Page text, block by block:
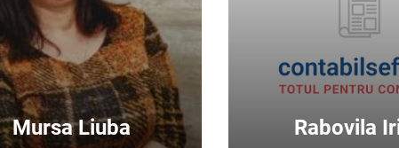
Mursa Liuba Rabovila